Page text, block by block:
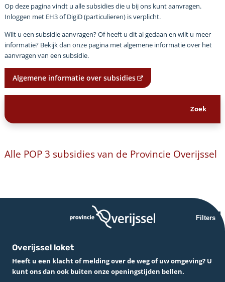
Op deze pagina vindt u alle subsidies die u bij ons kunt aanvragen.
Inloggen met EH3 of DigiD (particulieren) is verplicht.
Wilt u een subsidie aanvragen? Of heeft u dit al gedaan en wilt u meer
informatie? Bekijk dan onze pagina met algemene informatie over het
aanvragen van een subsidie.
Algemene informatie over subsidies
Alle POP 3 subsidies van de Provincie Overijssel
Filters
Overijssel loket
Heeft u een klacht of melding over de weg of uw omgeving? U
kunt ons dan ook buiten onze openingstijden bellen.